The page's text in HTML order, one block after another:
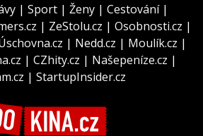
| Sport | Ženy | Cestování|
| ZeStolu.cz | Osobnosti.cz |
| Nedd.cz | Moulík.cz |
| CZhity.cz | Našepeníze.cz |
| StartupInsider.cz